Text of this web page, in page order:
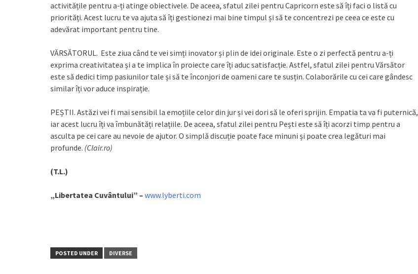
activitățile pentru a-ți atinge obiectivele. De aceea, sfatul zilei pentru Capricorn este să îți faci o listă cu
priorități. Acest lucru te va ajuta să îți gestionezi mai bine timpul și să te concentrezi pe ceea ce este cu
adevărat important pentru tine.
VĂRSĂTORUL. Este ziua când te vei simți inovator și plin de idei originale. Este o zi perfectă pentru a-ți
exprima creativitatea și a te implica în proiecte care îți aduc satisfacție. Astfel, sfatul zilei pentru Vărsător
este să dedici timp pasiunilor tale și să te înconjori de oameni care te susțin. Colaborările cu cei care gândesc
similar îți vor aduce inspirație.
PEȘTII. Astăzi vei fi mai sensibil la emoțiile celor din jur și vei dori să le oferi sprijin. Empatia ta va fi puternică,
iar acest lucru îți va îmbunătăți relațiile. De aceea, sfatul zilei pentru Pești este să îți acorzi timp pentru a
asculta pe cei care au nevoie de ajutor. O simplă discuție poate face minuni și poate crea legături mai
profunde. (Clair.ro)
(T.L.)
„Libertatea Cuvântului” – www.lyberti.com
POSTED UNDER DIVERSE